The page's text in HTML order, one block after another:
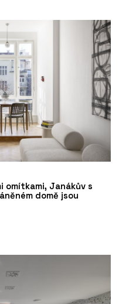
omítkami, Janákův s
domě jsou